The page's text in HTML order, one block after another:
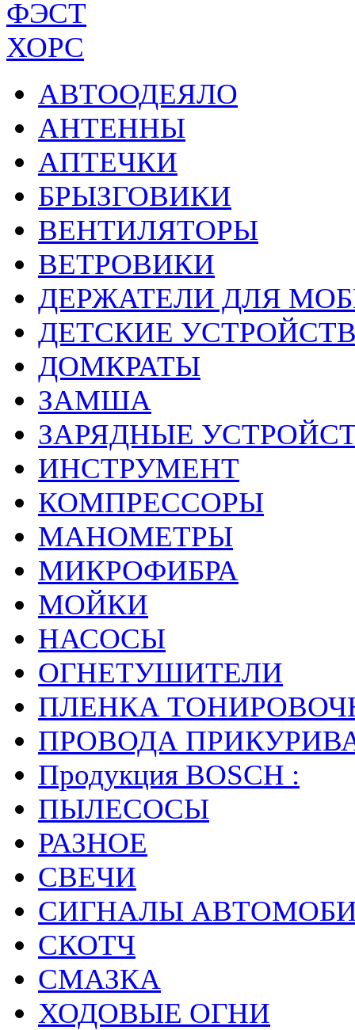
ФЭСТ
ХОРС
АВТООДЕЯЛО
АНТЕННЫ
АПТЕЧКИ
БРЫЗГОВИКИ
ВЕНТИЛЯТОРЫ
ВЕТРОВИКИ
ДЕРЖАТЕЛИ ДЛЯ
ДЕТСКИЕ
ДОМКРАТЫ
ЗАМША
ЗАРЯДНЫЕ
ИНСТРУМЕНТ
КОМПРЕССОРЫ
МАНОМЕТРЫ
МИКРОФИБРА
МОЙКИ
НАСОСЫ
ОГНЕТУШИТЕЛИ
ПЛЕНКА
ПРОВОДА
Продукция BOSCH :
ПЫЛЕСОСЫ
РАЗНОЕ
СВЕЧИ
СИГНАЛЫ
СКОТЧ
СМАЗКА
ХОДОВЫЕ ОГНИ